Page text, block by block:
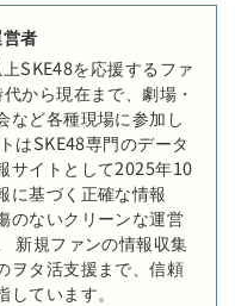
者
SKE48を応援するファ
から現在まで、劇場・
など各種現場に参加し
はSKE48専門のデータ
サイトとして2025年10
に基づく正確な情報
のないクリーンな運営
新規ファンの情報収集
ヲタ活支援まで、信頼
ています。